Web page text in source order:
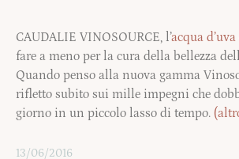
CAUDALIE VINOSOURCE, l’acqua d’uva
fare a meno per la cura della bellezza
Quando penso alla nuova gamma
rifletto subito sui mille impegni che
giorno in un piccolo lasso di tempo.
13/06/2016